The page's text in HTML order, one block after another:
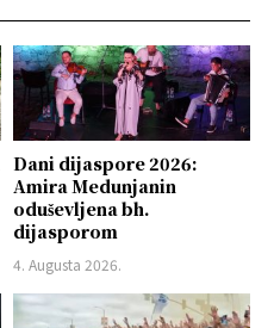
Dani dijaspore 2026:
Amira Medunjanin
oduševljena bh.
dijasporom
4. Augusta 2026.